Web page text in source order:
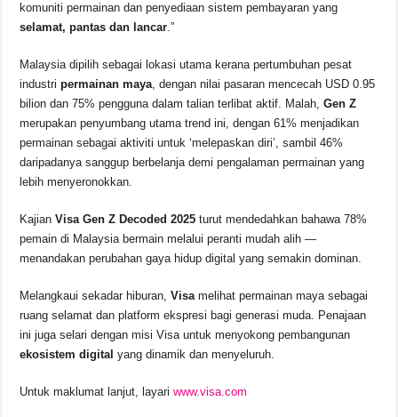
komuniti permainan dan penyediaan sistem pembayaran yang
selamat, pantas dan lancar.”
Malaysia dipilih sebagai lokasi utama kerana pertumbuhan pesat
industripermainan maya, dengan nilai pasaran mencecah USD 0.95
bilion dan 75% pengguna dalam talian terlibat aktif. Malah,Gen Z
merupakan penyumbang utama trend ini, dengan 61% menjadikan
permainan sebagai aktiviti untuk ‘melepaskan diri’, sambil 46%
daripadanya sanggup berbelanja demi pengalaman permainan yang
lebih menyeronokkan.
KajianVisa Gen Z Decoded 2025 turut mendedahkan bahawa 78%
pemain di Malaysia bermain melalui peranti mudah alih —
menandakan perubahan gaya hidup digital yang semakin dominan.
Melangkaui sekadar hiburan,Visamelihat permainan maya sebagai
ruang selamat dan platform ekspresi bagi generasi muda. Penajaan
ini juga selari dengan misi Visa untuk menyokong pembangunan
ekosistem digital yang dinamik dan menyeluruh.
Untuk maklumat lanjut, layariwww.visa.com